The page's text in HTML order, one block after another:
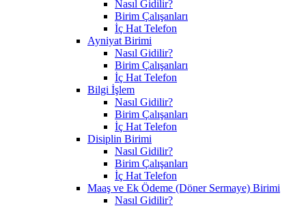
Nasıl Gidilir?
Birim Çalışanları
İç Hat Telefon
Ayniyat Birimi
Nasıl Gidilir?
Birim Çalışanları
İç Hat Telefon
Bilgi İşlem
Nasıl Gidilir?
Birim Çalışanları
İç Hat Telefon
Disiplin Birimi
Nasıl Gidilir?
Birim Çalışanları
İç Hat Telefon
Maaş ve Ek Ödeme (Döner Sermaye) Birimi
Nasıl Gidilir?